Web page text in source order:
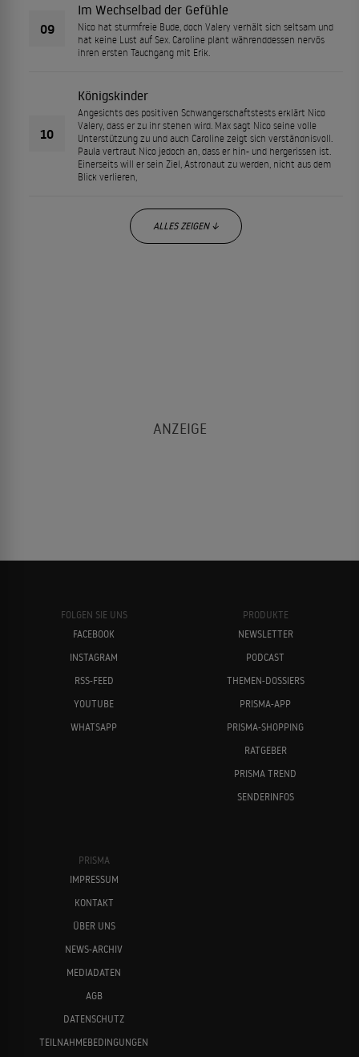
09
Im Wechselbad der Gefühle
Nico hat sturmfreie Bude, doch Valery verhält sich seltsam und
hat keine Lust auf Sex. Caroline plant währenddessen nervös
ihren ersten Tauchgang mit Erik.
10
Königskinder
Angesichts des positiven Schwangerschaftstests erklärt Nico
Valery, dass er zu ihr stehen wird. Max sagt Nico seine volle
Unterstützung zu und auch Caroline zeigt sich verständnisvoll.
Paula vertraut Nico jedoch an, dass er hin- und hergerissen ist.
Einerseits will er sein Ziel, Astronaut zu werden, nicht aus dem
Blick verlieren,
ALLES ZEIGEN ↓
FOLGEN SIE UNS
FACEBOOK
INSTAGRAM
RSS-FEED
YOUTUBE
WHATSAPP
PRODUKTE
NEWSLETTER
PODCAST
THEMEN-DOSSIERS
PRISMA-APP
PRISMA-SHOPPING
RATGEBER
PRISMA TREND
SENDERINFOS
PRISMA
IMPRESSUM
KONTAKT
ÜBER UNS
NEWS-ARCHIV
MEDIADATEN
AGB
DATENSCHUTZ
TEILNAHMEBEDINGUNGEN